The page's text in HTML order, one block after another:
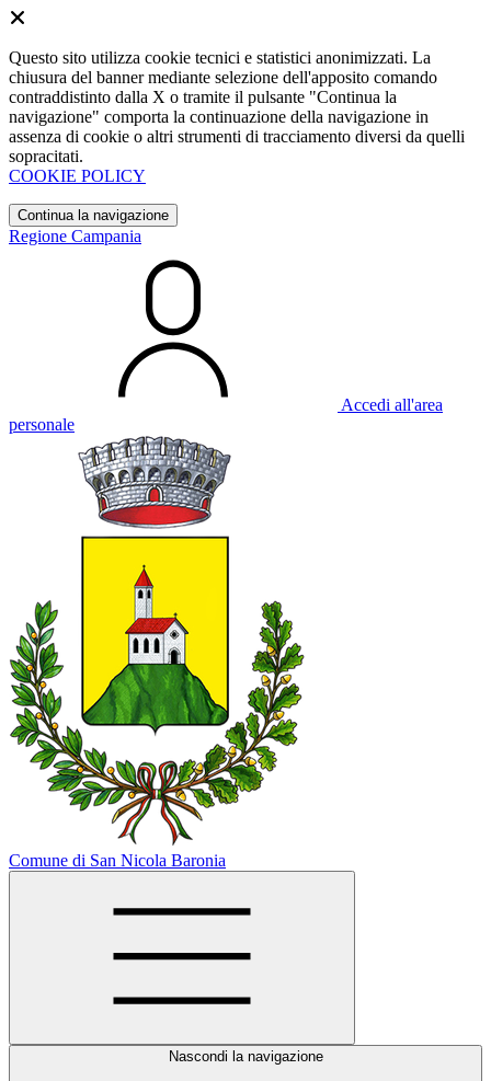
Questo sito utilizza cookie tecnici e statistici anonimizzati. La
chiusura del banner mediante selezione dell'apposito comando
contraddistinto dalla X o tramite il pulsante "Continua la
navigazione" comporta la continuazione della navigazione in
assenza di cookie o altri strumenti di tracciamento diversi da quelli
sopracitati.
COOKIE POLICY
Continua la navigazione
Regione Campania
Accedi all'area
personale
Comune di San Nicola Baronia
Nascondi la navigazione